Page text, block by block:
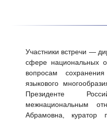
Участники встречи —
сфере национальных
вопросам
языкового
Президенте
межнациональным
Абрамовна, куратор